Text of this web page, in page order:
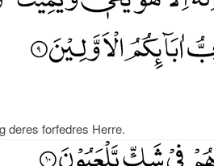
deres forfedres Herre.